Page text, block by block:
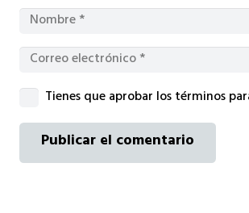
Tienes que aprobar los términos
Publicar el comentario